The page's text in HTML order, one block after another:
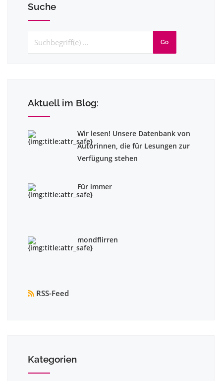
Suche
Go
Aktuell im Blog:
Wir lesen! Unsere Datenbank von
Autorinnen, die für Lesungen zur
Verfügung stehen
Für immer
mondflirren
RSS-Feed
Kategorien